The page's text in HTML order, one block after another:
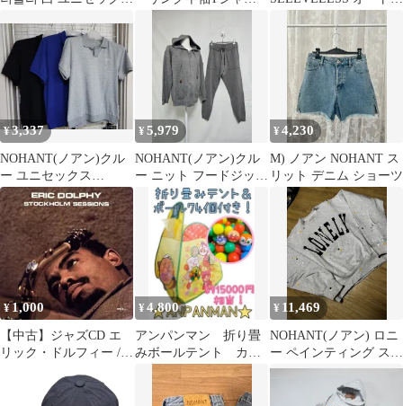
¥3,337
NOHANT(ノアン)クル
ー ユニセックス
KARA（カラ）Tシャツ
¥5,979
NOHANT(ノアン)クル
ー ニット フードジップ
アップ トレーナー セッ
トアップ セット グレー
レディース 55 0305
¥4,230
M) ノアン NOHANT ス
リット デニム ショーツ
¥1,000
【中古】ジャズCD エ
リック・ドルフィー /
ションズ
¥4,800
アンパンマン 折り畳
みボールテント カラ
ーボール74個セット
ボールハウス
¥ 11,469
NOHANT(ノアン) ロニ
ー ペインティング スウ
ェット